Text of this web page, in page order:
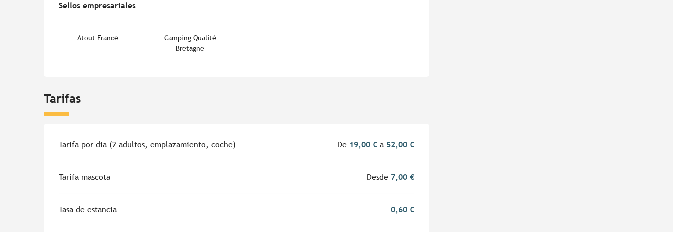
Sellos empresariales
Sellos empresariales
Atout France
Camping Qualité
Bretagne
Tarifas
Tarifas 2026
Tarifa por dia (2 adultos, emplazamiento, coche) De 19,00 € a 52,00 €
Tarifa mascota Desde 7,00 €
Tasa de estancia 0,60 €